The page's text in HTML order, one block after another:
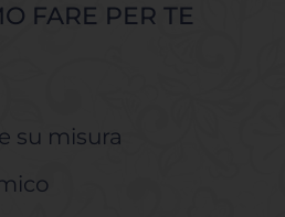
FARE PER TE
su misura